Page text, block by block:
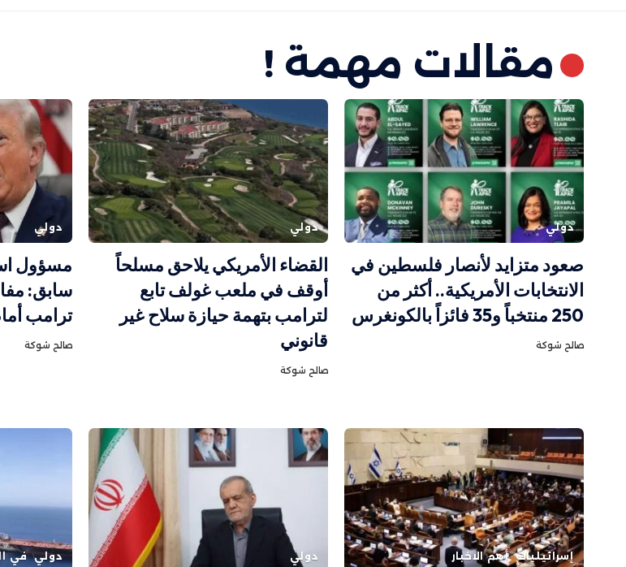
مقالات مهمة !
دولي
صعود متزايد لأنصار فلسطين في
الانتخابات الأمريكية.. أكثر من
250 منتخباً و35 فائزاً بالكونغرس
صالح شوكة
دولي
القضاء الأمريكي يلاحق مسلحاً
أوقف في ملعب غولف تابع
لترامب بتهمة حيازة سلاح غير
قانوني
صالح شوكة
دولي
مسؤول
سابق:
ترامب
صالح شوكة
إسرائيليات أهم الاخبار دولي دولي في